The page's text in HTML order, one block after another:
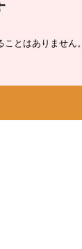
とはありません。